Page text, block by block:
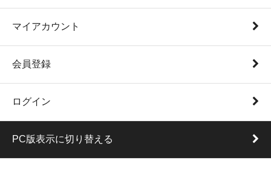
マイアカウント
会員登録
ログイン
PC版表示に切り替える